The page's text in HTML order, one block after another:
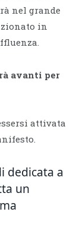
nel grande
in
avanti per
attivata
dedicata a
un